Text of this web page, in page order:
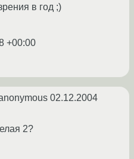
в год ;)
+00:00
02.12.2004
2?